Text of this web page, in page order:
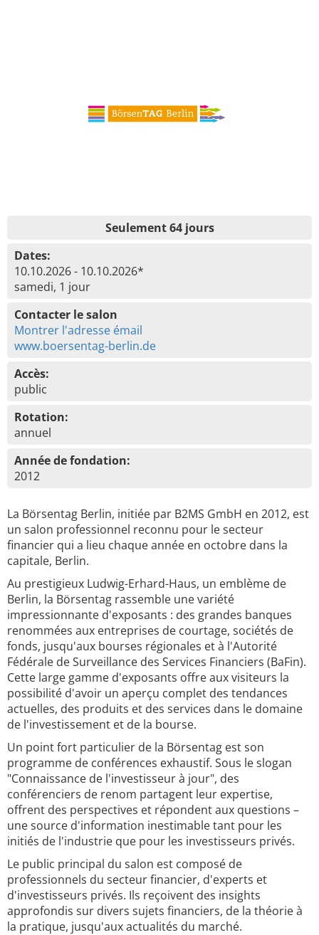
Seulement 64 jours
Dates:
10.10.2026 - 10.10.2026*
samedi, 1 jour
Contacter le salon
Montrer l'adresse émail
www.boersentag-berlin.de
Accès:
public
Rotation:
annuel
Année de fondation:
2012
La Börsentag Berlin, initiée par B2MS GmbH en 2012, est
un salon professionnel reconnu pour le secteur
financier qui a lieu chaque année en octobre dans la
capitale, Berlin.
Au prestigieux Ludwig-Erhard-Haus, un emblème de
Berlin, la Börsentag rassemble une variété
impressionnante d'exposants : des grandes banques
renommées aux entreprises de courtage, sociétés de
fonds, jusqu'aux bourses régionales et à l'Autorité
Fédérale de Surveillance des Services Financiers (BaFin).
Cette large gamme d'exposants offre aux visiteurs la
possibilité d'avoir un aperçu complet des tendances
actuelles, des produits et des services dans le domaine
de l'investissement et de la bourse.
Un point fort particulier de la Börsentag est son
programme de conférences exhaustif. Sous le slogan
"Connaissance de l'investisseur à jour", des
conférenciers de renom partagent leur expertise,
offrent des perspectives et répondent aux questions –
une source d'information inestimable tant pour les
initiés de l'industrie que pour les investisseurs privés.
Le public principal du salon est composé de
professionnels du secteur financier, d'experts et
d'investisseurs privés. Ils reçoivent des insights
approfondis sur divers sujets financiers, de la théorie à
la pratique, jusqu'aux actualités du marché.